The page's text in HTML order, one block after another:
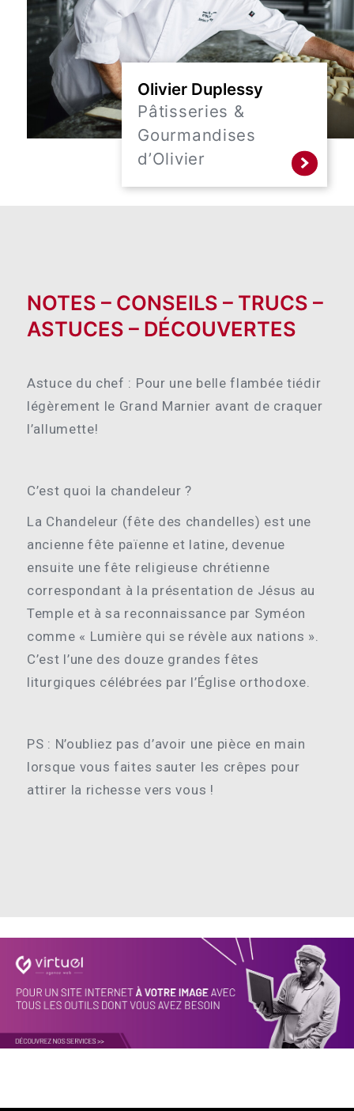
Olivier Duplessy
Pâtisseries &
Gourmandises
d’Olivier
NOTES – CONSEILS – TRUCS –
ASTUCES – DÉCOUVERTES
Astuce du chef : Pour une belle flambée tiédir
légèrement le Grand Marnier avant de craquer
l’allumette!
C’est quoi la chandeleur ?
La Chandeleur (fête des chandelles) est une
ancienne fête païenne et latine, devenue
ensuite une fête religieuse chrétienne
correspondant à la présentation de Jésus au
Temple et à sa reconnaissance par Syméon
comme « Lumière qui se révèle aux nations ».
C’est l’une des douze grandes fêtes
liturgiques célébrées par l’Église orthodoxe.
PS : N’oubliez pas d’avoir une pièce en main
lorsque vous faites sauter les crêpes pour
attirer la richesse vers vous !